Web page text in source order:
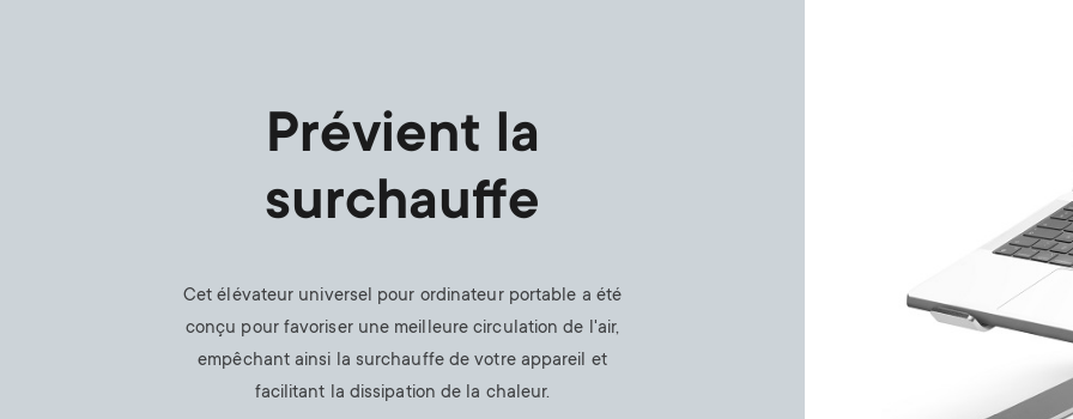
Prévient la
surchauffe
Cet élévateur universel pour ordinateur portable a été
conçu pour favoriser une meilleure circulation de l'air,
empêchant ainsi la surchauffe de votre appareil et
facilitant la dissipation de la chaleur.